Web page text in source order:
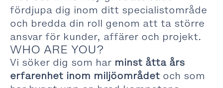
fördjupa dig inom ditt specialistområde
och bredda din roll genom att ta större
ansvar för kunder, affärer och projekt.
WHO ARE YOU?
Vi söker dig som har minst åtta års
erfarenhet inom miljöområdet och som